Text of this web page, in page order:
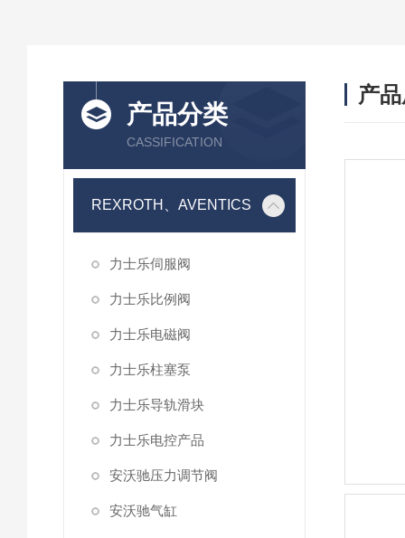
产品分类
CASSIFICATION
REXROTH、AVENTICS
力士乐伺服阀
力士乐比例阀
力士乐电磁阀
力士乐柱塞泵
力士乐导轨滑块
力士乐电控产品
安沃驰压力调节阀
安沃驰气缸
产